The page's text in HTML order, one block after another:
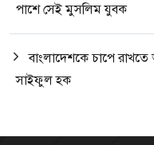
পাশে সেই মুসলিম যুবক
বাংলাদেশকে চাপে রাখতে
সাইফুল হক